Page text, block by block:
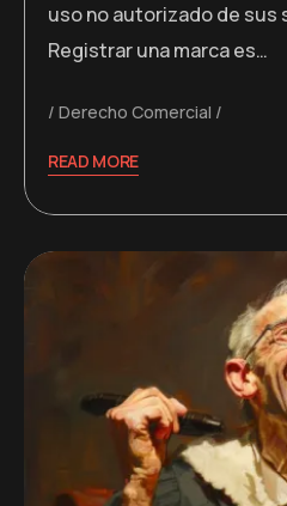
uso no autorizado de
Registrar una marca es…
Derecho Comercial
READ MORE